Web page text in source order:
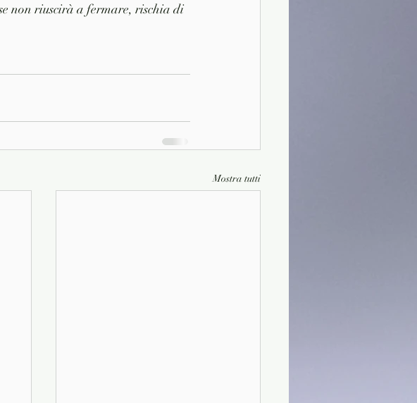
non riuscirà a fermare, rischia di
Mostra tutti